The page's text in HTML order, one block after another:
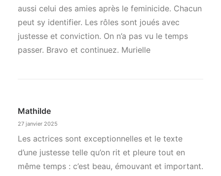
aussi celui des amies après le feminicide. Chacun
peut sy identifier. Les rôles sont joués avec
justesse et conviction. On n’a pas vu le temps
passer. Bravo et continuez. Murielle
Mathilde
27 janvier 2025
Les actrices sont exceptionnelles et le texte
d’une justesse telle qu’on rit et pleure tout en
même temps : c’est beau, émouvant et important.